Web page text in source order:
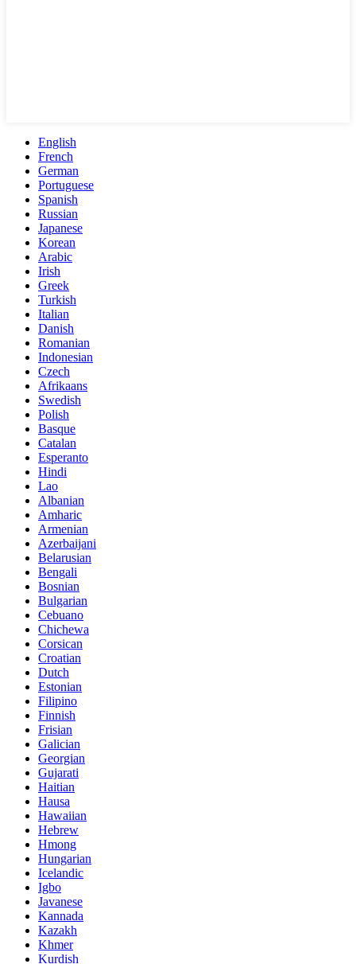
English
French
German
Portuguese
Spanish
Russian
Japanese
Korean
Arabic
Irish
Greek
Turkish
Italian
Danish
Romanian
Indonesian
Czech
Afrikaans
Swedish
Polish
Basque
Catalan
Esperanto
Hindi
Lao
Albanian
Amharic
Armenian
Azerbaijani
Belarusian
Bengali
Bosnian
Bulgarian
Cebuano
Chichewa
Corsican
Croatian
Dutch
Estonian
Filipino
Finnish
Frisian
Galician
Georgian
Gujarati
Haitian
Hausa
Hawaiian
Hebrew
Hmong
Hungarian
Icelandic
Igbo
Javanese
Kannada
Kazakh
Khmer
Kurdish